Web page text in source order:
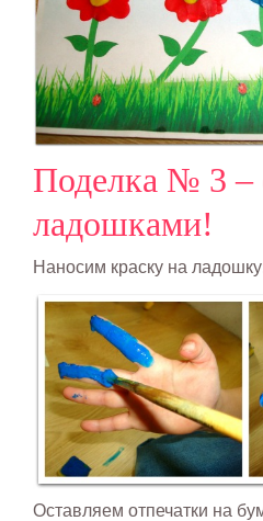
Поделка № 3 –
ладошками!
Наносим краску на
Оставляем отпечатки на